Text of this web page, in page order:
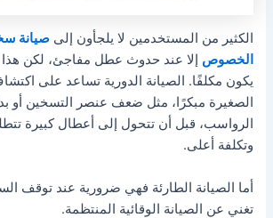
الكثير من المستخدمين لا يلجأون إلىصيانة
الخصوص إلا عند حدوث عطل مفاجئ، لكن هذا
يكون مكلفًا. الصيانة الدورية تساعد على
الصغيرة مبكرًا، مثل ضعف عنصر التسخين أو
الرواسب، قبل أن تتحول إلى أعطال كبيرة
وتكلفة أعلى.
أما الصيانة الطارئة فهي ضرورية عند توقف
تغني عن الصيانة الوقائية المنتظمة.